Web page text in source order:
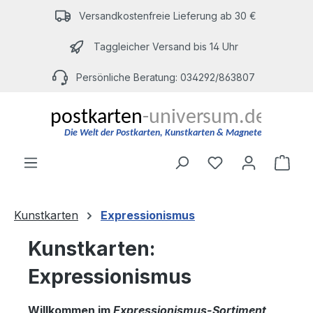
Zum Hauptinhalt springenVersandkostenfreie Lieferung ab 30 €
Taggleicher Versand bis 14 Uhr
Persönliche Beratung: 034292/863807
Du hast 0
Kunstkarten Expressionismus
Kunstkarten:
Expressionismus